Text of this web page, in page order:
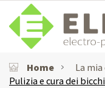
Home La mia
Pulizia e cura dei